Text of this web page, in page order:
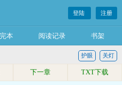
登陆 注册
完本 阅读记录 书架
关灯
护眼
下一章 TXT下载